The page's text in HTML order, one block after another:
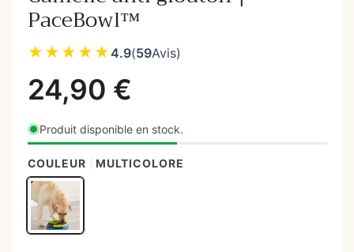
PaceBowl™
★★★★★4.9(59Avis)
Prix
Produit disponible en stock.
COULEUR MULTICOLORE